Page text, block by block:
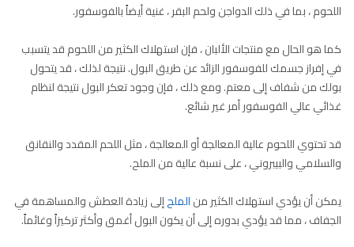
اللحوم ، بما في ذلك الدواجن ولحم البقر ، غنية أيضاً بالفوسفور.
كما هو الحال مع منتجات الألبان ، فإن استهلاك الكثير من اللحوم قد يتسبب
في إفراز جسمك للفوسفور الزائد عن طريق البول. نتيجة لذلك ، قد يتحول
بولك من شفاف إلى معتم. ومع ذلك ، فإن وجود تعكر البول نتيجة لنظام
غذائي عالي الفوسفور أمر غير شائع.
قد تحتوي اللحوم عالية المعالجة أو المعالجة ، مثل اللحم المقدد والنقانق
والسلامي والبيبروني ، على نسبة عالية من الملح.
يمكن أن يؤدي استهلاك الكثير منالملحإلى زيادة العطش والمساهمة في
الجفاف ، مما قد يؤدي بدوره إلى أن يكون البول أغمق وأكثر تركيزاً وغائماً.